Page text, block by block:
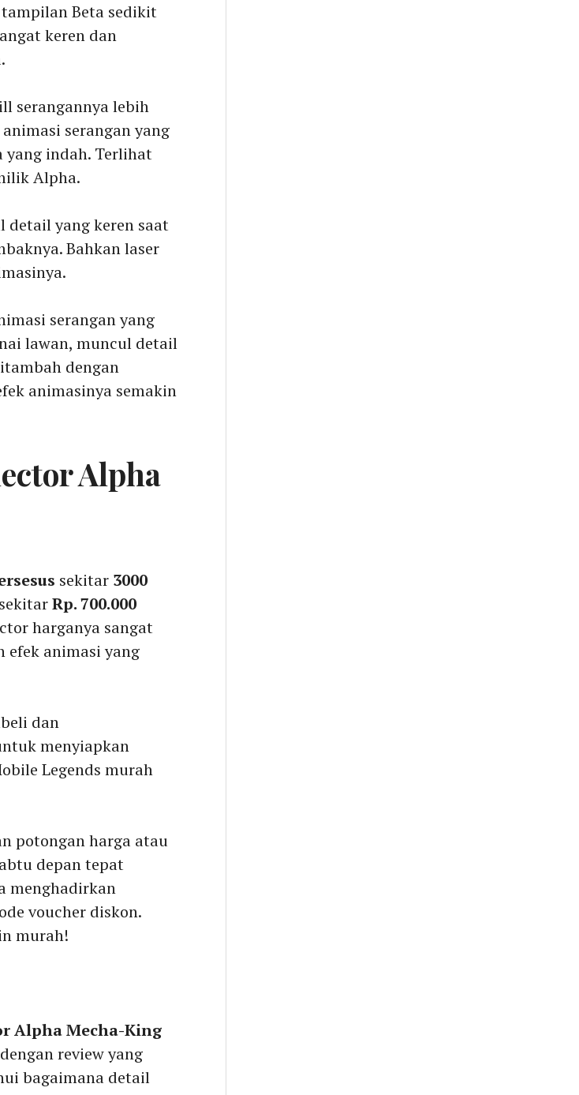
Beta sedikit
keren dan
serangannya lebih
serangan yang
yang indah. Terlihat
Alpha.
detail yang keren saat
Bahkan laser
serangan yang
lawan, muncul detail
dengan
animasinya semakin
Alpha
sekitar 3000
Rp. 700.000
harganya sangat
efek animasi yang
dan
menyiapkan
Legends murah
potongan harga atau
depan tepat
menghadirkan
voucher diskon.
murah!
Alpha Mecha-King
review yang
bagaimana detail